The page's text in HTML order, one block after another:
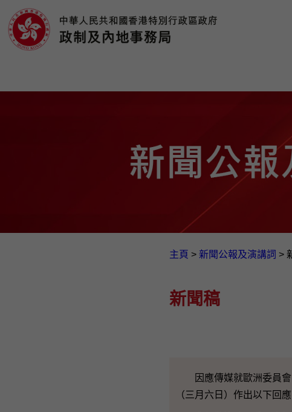
主頁 > 新聞公報及演講詞 >
新聞稿
因應傳媒就歐洲委員會
（三月六日）作出以下回應